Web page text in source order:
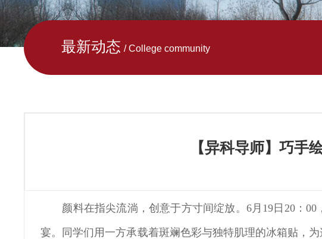
最新动态 / College community
【异科导师】巧
颜料在指尖流淌，创意于方寸间绽放。6月19日20：
宴。同学们用一方承载着斑斓色彩与独特肌理的冰箱贴，